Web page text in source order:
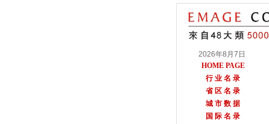
2026年8月7日
HOME PAGE
行 业 名 录
省 区 名 录
城 市 数 据
国 际 名 录